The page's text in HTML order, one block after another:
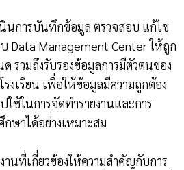
นการบันทึกข้อมูล ตรวจสอบ แก้ไข
Data Management Center ให้ถูก
รวมถึงรับรองข้อมูลการมีตัวตนของ
งเรียน เพื่อให้ข้อมูลมีความถูกต้อง
ช้ในการจัดทำรายงานและการ
ษาได้อย่างเหมาะสม
นที่เกี่ยวข้องให้ความสำคัญกับการ